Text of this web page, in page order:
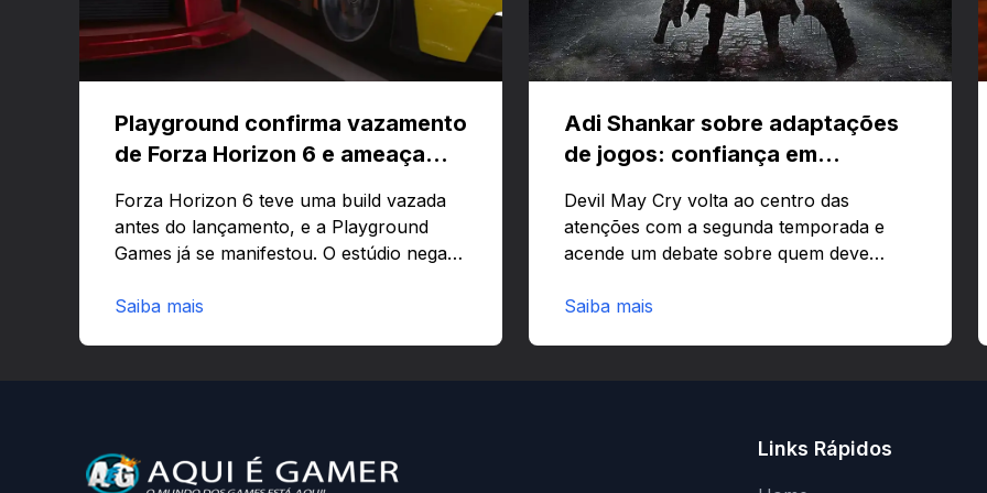
Playground confirma vazamento
de Forza Horizon 6 e ameaça
Forza Horizon 6 teve uma build vazada
antes do lançamento, e a Playground
Games já se manifestou. O estúdio nega
preload e avisa que quem usar versões
e a resposta da Playground: negação do
Saiba mais
Adi Shankar sobre adaptações
de jogos: confiança em
Devil May Cry volta ao centro das
atenções com a segunda temporada e
acende um debate sobre quem deve
corporações ou criativos? Quer saber
Shankar ganhou fama por adaptar jogos
Saiba mais
Links Rápidos